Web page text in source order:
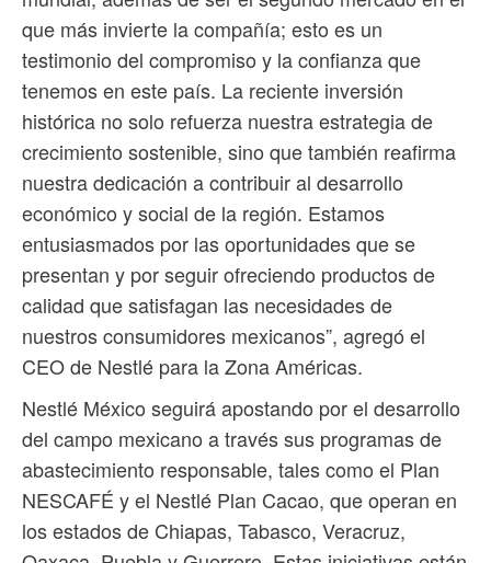
que más invierte la compañía; esto es un
testimonio del compromiso y la confianza que
tenemos en este país. La reciente inversión
histórica no solo refuerza nuestra estrategia de
crecimiento sostenible, sino que también reafirma
nuestra dedicación a contribuir al desarrollo
económico y social de la región. Estamos
entusiasmados por las oportunidades que se
presentan y por seguir ofreciendo productos de
calidad que satisfagan las necesidades de
nuestros consumidores mexicanos”, agregó el
CEO de Nestlé para la Zona Américas.
Nestlé México seguirá apostando por el desarrollo
del campo mexicano a través sus programas de
abastecimiento responsable, tales como el Plan
NESCAFÉ y el Nestlé Plan Cacao, que operan en
los estados de Chiapas, Tabasco, Veracruz,